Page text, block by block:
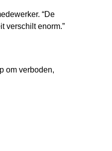
“De
verschilt enorm.”
om verboden,